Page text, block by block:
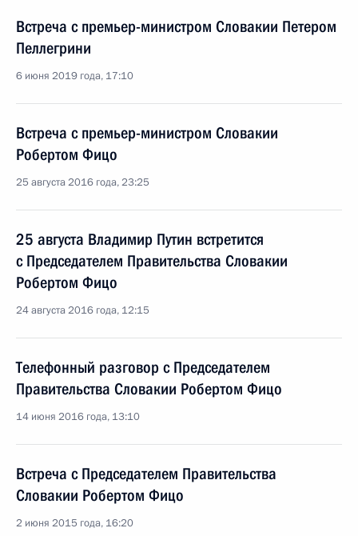
Встреча с премьер-министром Словакии Петером
Пеллегрини
6 июня 2019 года, 17:10
Встреча с премьер-министром Словакии
Робертом Фицо
25 августа 2016 года, 23:25
25 августа Владимир Путин встретится
с Председателем Правительства Словакии
Робертом Фицо
24 августа 2016 года, 12:15
Телефонный разговор с Председателем
Правительства Словакии Робертом Фицо
14 июня 2016 года, 13:10
Встреча с Председателем Правительства
Словакии Робертом Фицо
2 июня 2015 года, 16:20